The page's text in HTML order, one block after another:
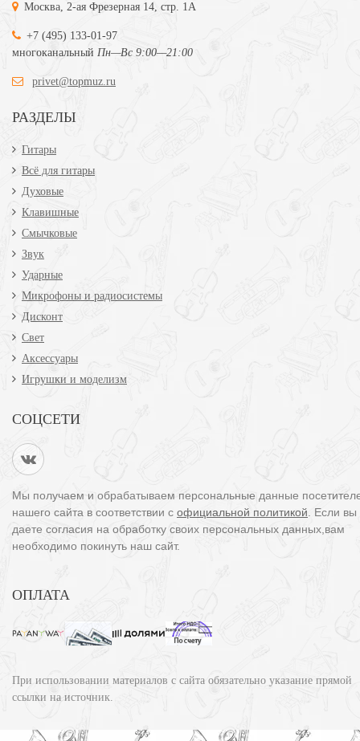
Москва, 2-ая Фрезерная 14, стр. 1А
+7 (495) 133-01-97
многоканальный Пн—Вс 9:00—21:00
privet@topmuz.ru
РАЗДЕЛЫ
Гитары
Всё для гитары
Духовые
Клавишные
Смычковые
Звук
Ударные
Микрофоны и радиосистемы
Дисконт
Свет
Аксессуары
Игрушки и моделизм
СОЦСЕТИ
Мы получаем и обрабатываем персональные данные
нашего сайта в соответствии с официальной политикой . Если
даете согласия на обработку своих персональных данных,вам
необходимо покинуть наш сайт.
ОПЛАТА
При использовании материалов с сайта обязательно указание прямой
ссылки на источник.